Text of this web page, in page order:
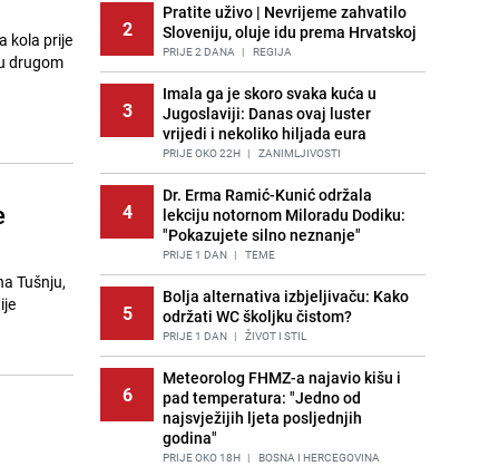
kola prije
drugom
Tušnju,
2
Pratite uživo | Nevrijeme zahvatilo
Sloveniju, oluje idu prema Hrvatskoj
PRIJE 2 DANA | REGIJA
3
Imala ga je skoro svaka kuća u
Jugoslaviji: Danas ovaj luster
vrijedi i nekoliko hiljada eura
PRIJE OKO 22H | ZANIMLJIVOSTI
4
Dr. Erma Ramić-Kunić održala
lekciju notornom Miloradu Dodiku:
"Pokazujete silno neznanje"
PRIJE 1 DAN | TEME
5
Bolja alternativa izbjeljivaču: Kako
održati WC školjku čistom?
PRIJE 1 DAN | ŽIVOT I STIL
6
Meteorolog FHMZ-a najavio kišu i
pad temperatura: "Jedno od
najsvježijih ljeta posljednjih
godina"
PRIJE OKO 18H | BOSNA I HERCEGOVINA